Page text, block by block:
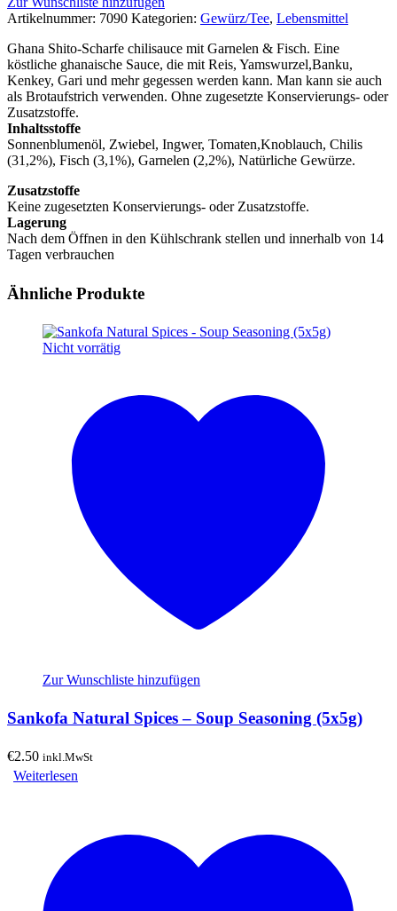
Artikelnummer: 7090 Kategorien: Gewürz/Tee, Lebensmittel
Ghana Shito-Scharfe chilisauce mit Garnelen & Fisch. Eine
köstliche ghanaische Sauce, die mit Reis, Yamswurzel,Banku,
Kenkey, Gari und mehr gegessen werden kann. Man kann sie auch
als Brotaufstrich verwenden. Ohne zugesetzte Konservierungs- oder
Zusatzstoffe.
Inhaltsstoffe
Sonnenblumenöl, Zwiebel, Ingwer, Tomaten,Knoblauch, Chilis
(31,2%), Fisch (3,1%), Garnelen (2,2%), Natürliche Gewürze.
Zusatzstoffe
Keine zugesetzten Konservierungs- oder Zusatzstoffe.
Lagerung
Nach dem Öffnen in den Kühlschrank stellen und innerhalb von 14
Tagen verbrauchen
Ähnliche Produkte
Nicht vorrätig
Zur Wunschliste hinzufügen
Sankofa Natural Spices – Soup Seasoning (5x5g)
€2.50 inkl.MwSt
Weiterlesen